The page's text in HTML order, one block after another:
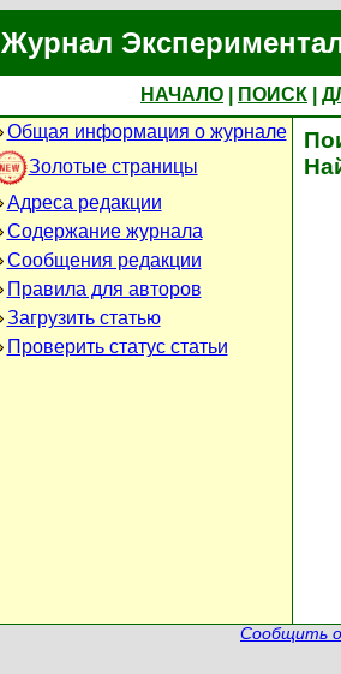
Журнал
НАЧАЛО ПОИСК
Общая информация о журнале
Золотые страницы
Адреса редакции
Содержание журнала
Сообщения редакции
Правила для авторов
Загрузить статью
Проверить статус статьи
Сообщить о